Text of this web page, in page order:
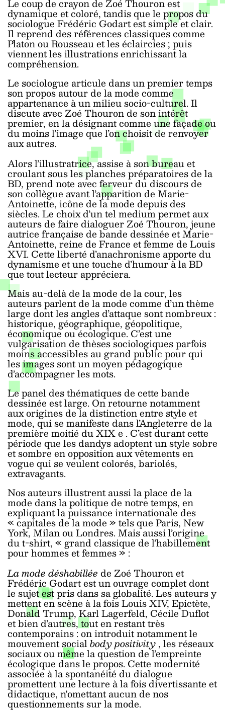
Le coup de crayon de Zoé Thouron est
dynamique et coloré, tandis que le propos du
sociologue Frédéric Godart est simple et clair.
Il reprend des références classiques comme
Platon ou Rousseau et les éclaircies ; puis
viennent les illustrations enrichissant la
compréhension.
Le sociologue articule dans un premier temps
son propos autour de la mode comme
appartenance à un milieu socio-culturel. Il
discute avec Zoé Thouron de son intérêt
premier, en la désignant comme une façade ou
du moins l’image que l’on choisit de renvoyer
aux autres.
Alors l’illustratrice, assise à son bureau et
croulant sous les planches préparatoires de la
BD, prend note avec ferveur du discours de
son collègue avant l’apparition de Marie-
Antoinette, icône de la mode depuis des
siècles. Le choix d’un tel medium permet aux
auteurs de faire dialoguer Zoé Thouron, jeune
autrice française de bande dessinée et Marie-
Antoinette, reine de France et femme de Louis
XVI. Cette liberté d’anachronisme apporte du
dynamisme et une touche d’humour à la BD
que tout lecteur appréciera.
Mais au-delà de la mode de la cour, les
auteurs parlent de la mode comme d’un thème
large dont les angles d’attaque sont nombreux :
historique, géographique, géopolitique,
économique ou écologique. C’est une
vulgarisation de thèses sociologiques parfois
moins accessibles au grand public pour qui
les images sont un moyen pédagogique
d’accompagner les mots.
Le panel des thématiques de cette bande
dessinée est large. On retourne notamment
aux origines de la distinction entre style et
mode, qui se manifeste dans l’Angleterre de la
première moitié du XIXe . C’est durant cette
période que les dandys adoptent un style sobre
et sombre en opposition aux vêtements en
vogue qui se veulent colorés, bariolés,
extravagants.
Nos auteurs illustrent aussi la place de la
mode dans la politique de notre temps, en
expliquant la puissance internationale des
« capitales de la mode » tels que Paris, New
York, Milan ou Londres. Mais aussi l’origine
du t-shirt,« grand classique de l’habillement
pour hommes et femmes » :
La mode déshabillée de Zoé Thouron et
Frédéric Godart est un ouvrage complet dont
le sujet est pris dans sa globalité. Les auteurs y
mettent en scène à la fois Louis XIV, Epictète,
Donald Trump, Karl Lagerfeld, Cécile Duflot
et bien d’autres, tout en restant très
contemporains : on introduit notamment le
mouvement socialbody positivity, les réseaux
sociaux ou même la question de l’empreinte
écologique dans le propos. Cette modernité
associée à la spontanéité du dialogue
promettent une lecture à la fois divertissante et
didactique, n'omettant aucun de nos
questionnements sur la mode.